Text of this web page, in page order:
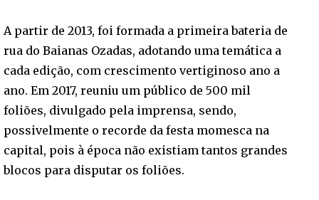
A partir de 2013, foi formada a primeira bateria de
rua do Baianas Ozadas, adotando uma temática a
cada edição, com crescimento vertiginoso ano a
ano. Em 2017, reuniu um público de 500 mil
foliões, divulgado pela imprensa, sendo,
possivelmente o recorde da festa momesca na
capital, pois à época não existiam tantos grandes
blocos para disputar os foliões.